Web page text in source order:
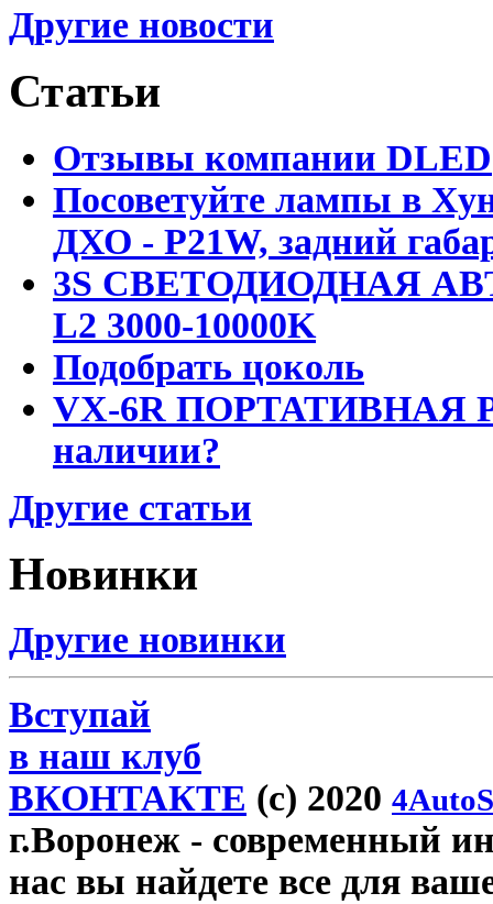
Другие новости
Статьи
Отзывы компании DLED
Посоветуйте лампы в
ДХО - P21W, задний
3S СВЕТОДИОДНАЯ
L2 3000-10000K
Подобрать цоколь
VX-6R ПОРТАТИВНАЯ
наличии?
Другие статьи
Новинки
Другие новинки
Вступай
в наш клуб
ВКОНТАКТЕ (c) 2020
г.Воронеж - современный
нас вы найдете все для